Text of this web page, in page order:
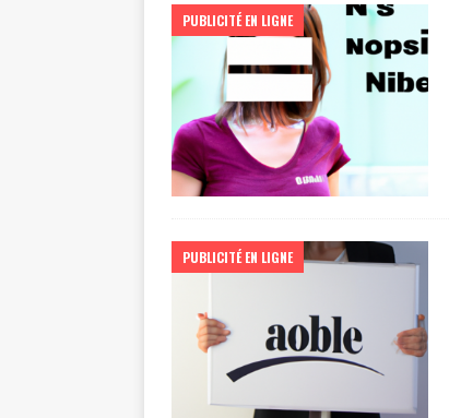
PUBLICITÉ EN LIGNE
PUBLICITÉ EN LIGNE